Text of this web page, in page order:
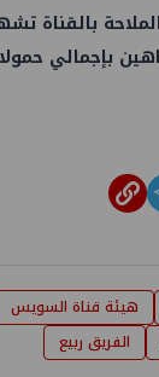
بالقناة
بإجمالي
هيئة قناة السويس
الفريق ربيع